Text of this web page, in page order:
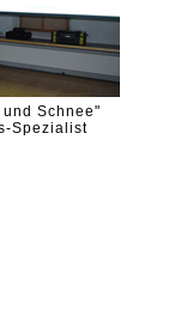
Schnee"
Spezialist